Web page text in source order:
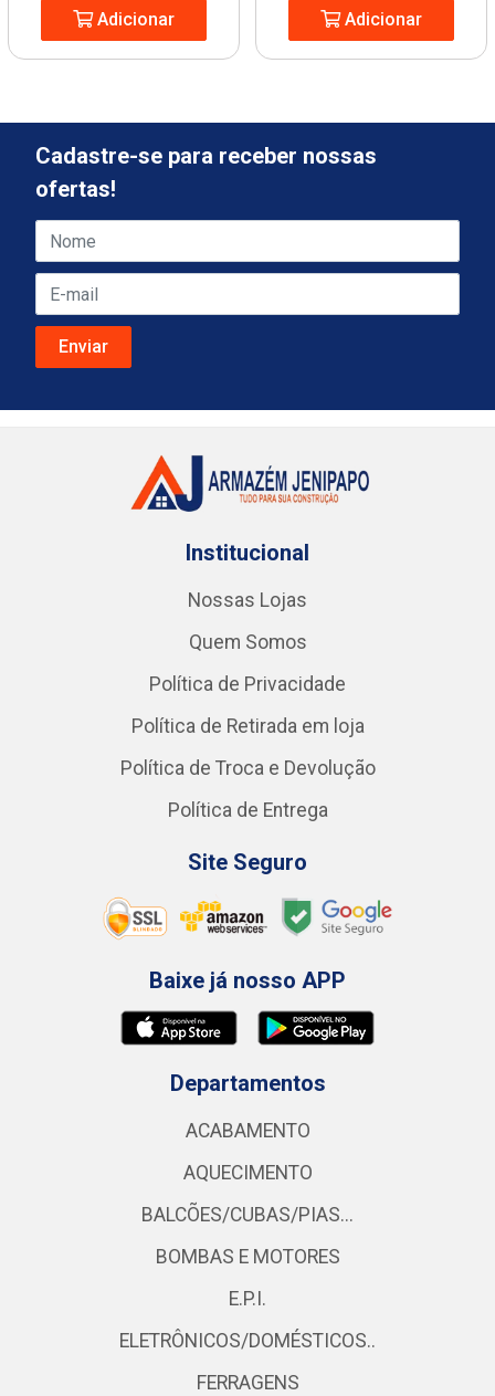
Adicionar Adicionar
Cadastre-se para receber nossas
ofertas!
Institucional
Nossas Lojas
Quem Somos
Política de Privacidade
Política de Retirada em loja
Política de Troca e Devolução
Política de Entrega
Site Seguro
Baixe já nosso APP
Departamentos
ACABAMENTO
AQUECIMENTO
BALCÕES/CUBAS/PIAS...
BOMBAS E MOTORES
E.P.I.
ELETRÔNICOS/DOMÉSTICOS..
FERRAGENS